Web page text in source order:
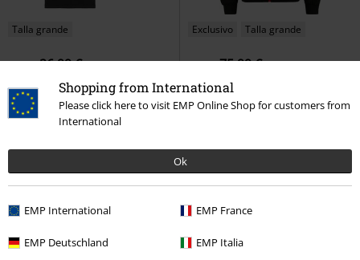
Shopping from International
Please click here to visit EMP Online Shop for customers from
International
Ok
EMP International EMP France
EMP Deutschland EMP Italia
Talla grande
Desde26,99 €
25th Anniversary Tour
Slipknot
Camiseta
Exclusivo Talla grande
Desde75,99 €
Nonagram
Cortavientos